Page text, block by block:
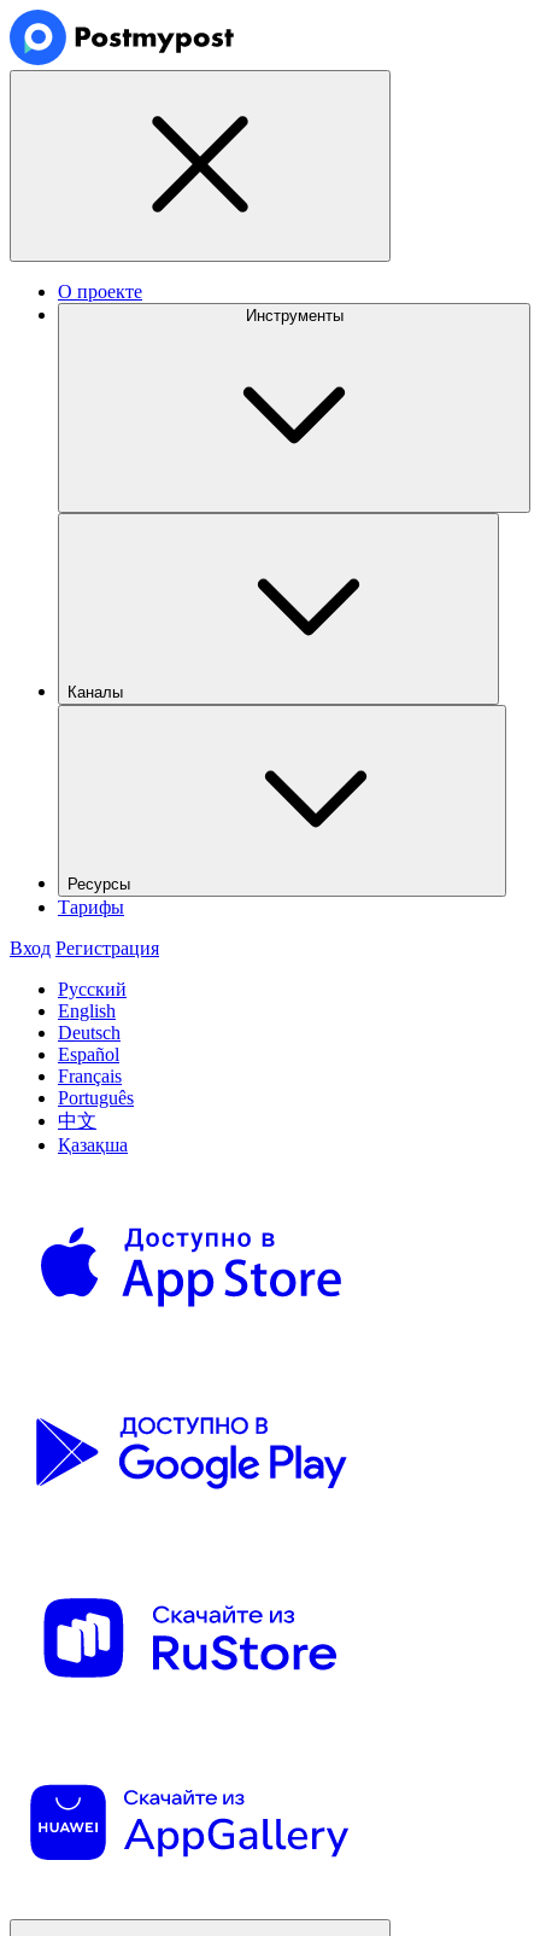
О проекте
Инструменты
Каналы
Ресурсы
Тарифы
Вход Регистрация
Русский
English
Deutsch
Español
Français
Português
中文
Қазақша